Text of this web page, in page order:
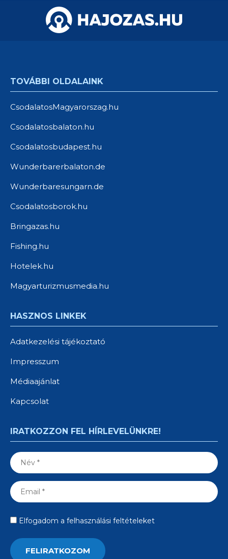
TOVÁBBI OLDALAINK
CsodalatosMagyarorszag.hu
Csodalatosbalaton.hu
Csodalatosbudapest.hu
Wunderbarerbalaton.de
Wunderbaresungarn.de
Csodalatosborok.hu
Bringazas.hu
Fishing.hu
Hotelek.hu
Magyarturizmusmedia.hu
HASZNOS LINKEK
Adatkezelési tájékoztató
Impresszum
Médiaajánlat
Kapcsolat
IRATKOZZON FEL HÍRLEVELÜNKRE!
Elfogadom a felhasználási feltételeket